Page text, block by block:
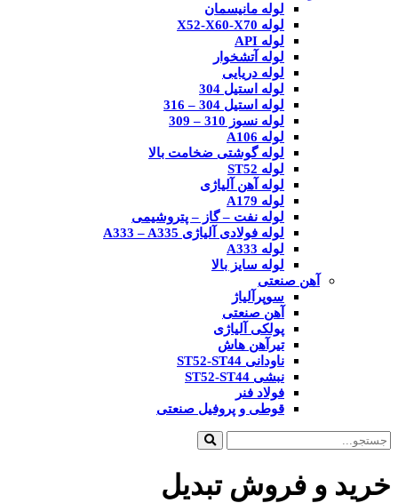
لوله مانیسمان
لوله X52-X60-X70
لوله API
لوله آتشخوار
لوله دریایی
لوله استیل 304
لوله استیل 304 – 316
لوله نسوز 310 – 309
لوله A106
لوله گوشتی ضخامت بالا
لوله ST52
لوله آهن آلیاژی
لوله A179
لوله نفت – گاز – پتروشیمی
لوله فولادی آلیاژی A333 – A335
لوله A333
لوله سایز بالا
آهن صنعتی
سوپرآلیاژ
آهن صنعتی
پولکی آلیاژی
تیرآهن هاش
ناودانی ST52-ST44
نبشی ST52-ST44
فولاد فنر
قوطی و پروفیل صنعتی
خرید و فروش تبدیل